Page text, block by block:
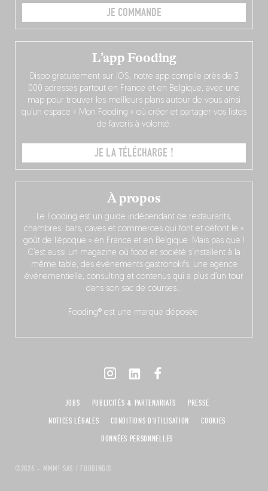
JE COMMANDE
À propos
Le Fooding est un guide indépendant de restaurants,
chambres, bars, caves et commerces qui font et défont le «
goût de l’époque » en France et en Belgique. Mais pas que !
C’est aussi un magazine où food et société s’installent à la
même table, des événements gastronokifs, une agence
événementielle, consulting et contenus qui a plus d’un tour
dans son sac de courses…
Fooding® est une marque déposée.
L’app Fooding
Dispo gratuitement sur iOS, notre app compile près de 3
000 adresses partout en France et en Belgique, avec une
map pour trouver les meilleurs plans autour de vous ainsi
qu’un espace « Mon Fooding » où créer et partager vos listes
de favoris à volonté.
JE LA TÉLÉCHARGE !
©2026 – MMM! SAS / FOODING®
JOBS PUBLICITÉS & PARTENARIATS
PRESSE
NOTICES LÉGALES
CONDITIONS D'UTILISATION
COOKIES
DONNÉES PERSONNELLES